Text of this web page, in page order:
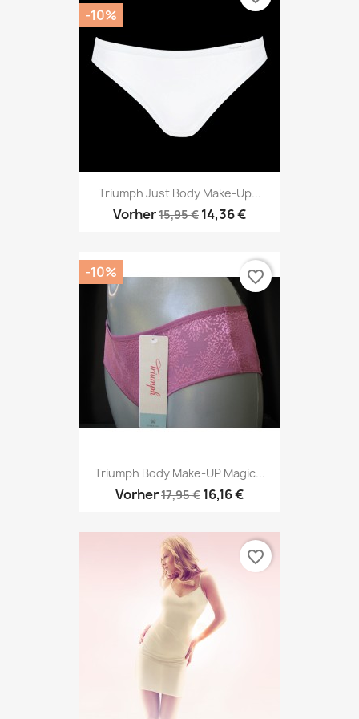
Triumph Just Body Make-Up...
Vorher15,95 € 14,36 €
-10%
Triumph Body Make-UP Magic...
Vorher17,95 € 16,16 €
-10% favorite_border
favorite_border